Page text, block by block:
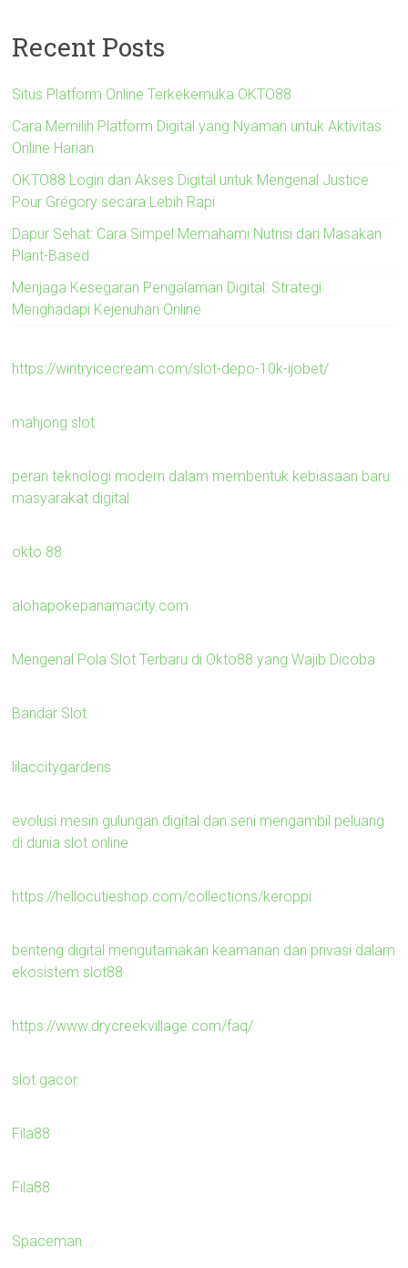
Recent Posts
Situs Platform Online Terkekemuka OKTO88
Cara Memilih Platform Digital yang Nyaman untuk Aktivitas
Online Harian
OKTO88 Login dan Akses Digital untuk Mengenal Justice
Pour Grégory secara Lebih Rapi
Dapur Sehat: Cara Simpel Memahami Nutrisi dari Masakan
Plant-Based
Menjaga Kesegaran Pengalaman Digital: Strategi
Menghadapi Kejenuhan Online
https://wintryicecream.com/slot-depo-10k-ijobet/
mahjong slot
peran teknologi modern dalam membentuk kebiasaan baru
masyarakat digital
okto 88
alohapokepanamacity.com
Mengenal Pola Slot Terbaru di Okto88 yang Wajib Dicoba
Bandar Slot
lilaccitygardens
evolusi mesin gulungan digital dan seni mengambil peluang
di dunia slot online
https://hellocutieshop.com/collections/keroppi
benteng digital mengutamakan keamanan dan privasi dalam
ekosistem slot88
https://www.drycreekvillage.com/faq/
slot gacor
Fila88
Fila88
Spaceman